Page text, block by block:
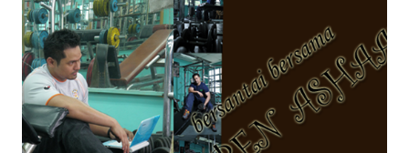
jugak masa alahai teruknya kami sebagai ibubapa.. dan kami
terasa jugak semakin teruk bila abg long dah masuk 2 tahun
kat salah satu tadika swasta ni.. tapi nampaknya kenal huruf
pun tak tau.. pengsan aku bila ingat balik.. aku mula fikir
mungkin sebab abg long sendiri jenis budak yang ada
masalah dyslexia.. tapi minor la.. nanti la aku cerita pasal